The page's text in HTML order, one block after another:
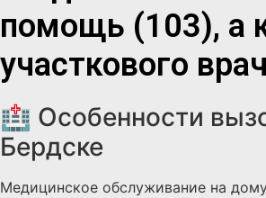
помощь (103), а
участкового
🏥 Особенности
Бердске
Медицинское обслуживание на